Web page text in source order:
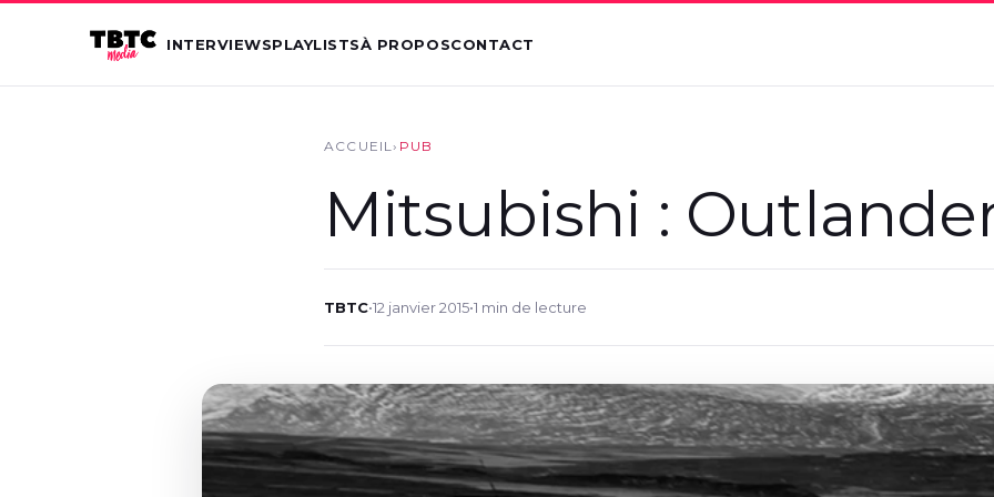
INTERVIEWSPLAYLISTSÀ PROPOSCONTACT
ACCUEIL› PUB
Mitsubishi :
TBTC•12 janvier 2015•1 min de lecture